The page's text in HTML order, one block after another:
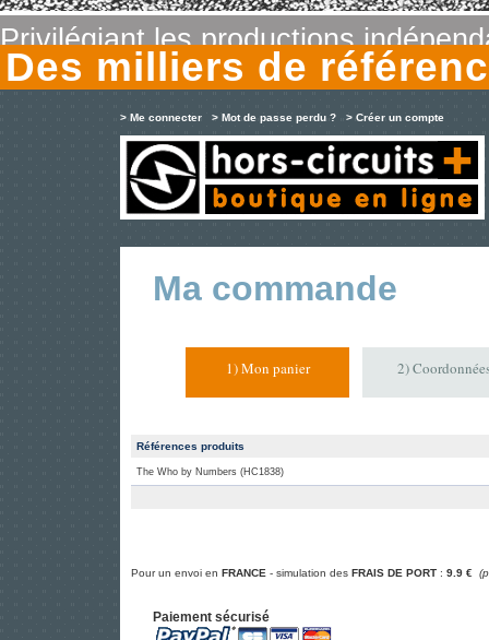
Privilégiant les productions
Des milliers de
> Me connecter > Mot de passe perdu ? > Créer un compte
Ma commande
1) Mon panier 2)
Références produits
The Who by Numbers (HC1838)
Pour un envoi en FRANCE - simulation des FRAIS DE PORT : 9.9 €
Paiement sécurisé